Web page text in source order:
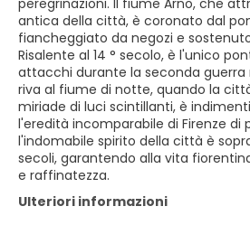
peregrinazioni. Il fiume Arno, che
antica della città, è coronato dal
fiancheggiato da negozi e
Risalente al 14 ° secolo, è l'unico
attacchi durante la seconda guerra
riva al fiume di notte, quando la
miriade di luci scintillanti, è
l'eredità incomparabile di Firenze di
l'indomabile spirito della città è
secoli, garantendo alla vita
e raffinatezza.
Ulteriori informazioni